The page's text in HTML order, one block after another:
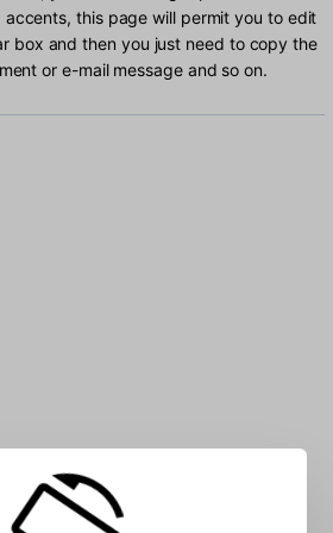
this page will permit you to edit
box and then you just need to copy the
or e-mail message and so on.
characters into the box: